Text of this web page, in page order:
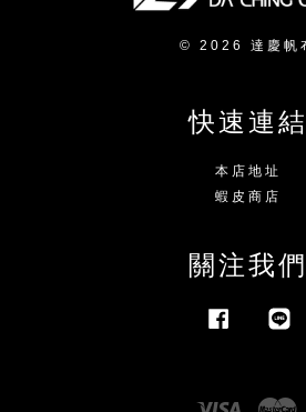
© 2026 達慶帆
快速連結
本店地址
蝦皮商店
關注我們
Visa